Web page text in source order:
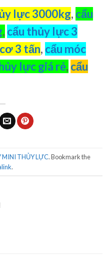
lực 3000kg, cẩu
, cẩu thủy lực 3
3 tấn, cẩu móc
lực giá rẻ, cẩu
MINI THỦY LỰC. Bookmark the
.